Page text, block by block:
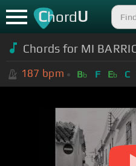
ChordU
Chords for MI
187 bpm Bb F Eb C